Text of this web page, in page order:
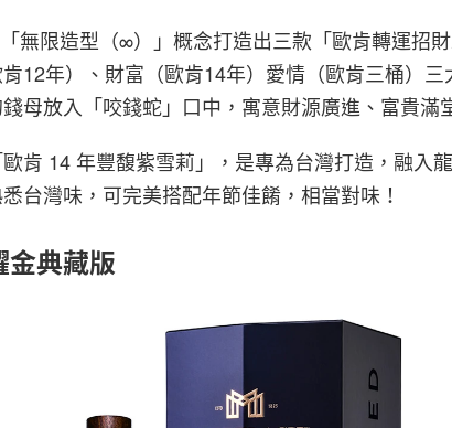
無限造型（∞）」概念打造出三款「歐肯轉運招
12年）、財富（歐肯14年）愛情（歐肯三桶）三
母放入「咬錢蛇」口中，寓意財源廣進、富貴滿
肯 14 年豐馥紫雪莉」，是專為台灣打造，融入
台灣味，可完美搭配年節佳餚，相當對味！
典藏版